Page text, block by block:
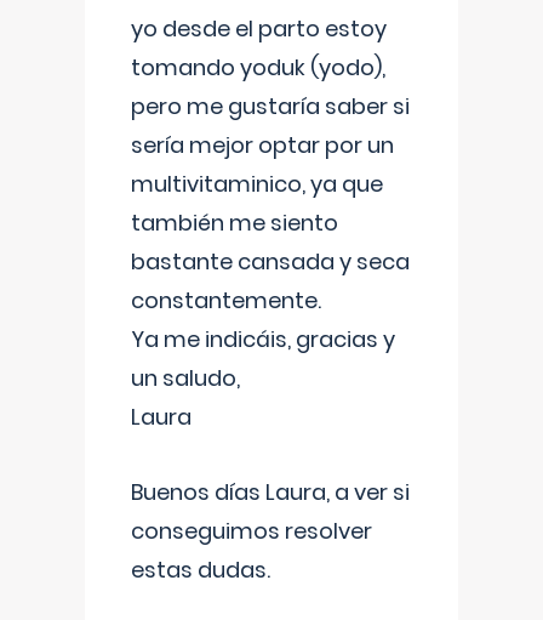
yo desde el parto estoy
tomando yoduk (yodo),
pero me gustaría saber si
sería mejor optar por un
multivitaminico, ya que
también me siento
bastante cansada y seca
constantemente.
Ya me indicáis, gracias y
un saludo,
Laura
Buenos días Laura, a ver si
conseguimos resolver
estas dudas.